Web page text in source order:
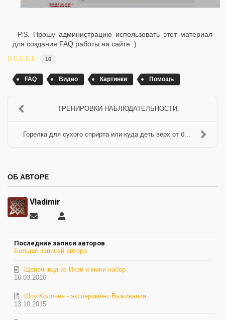
P.S. Прошу администрацию использовать этот материал
для создания FAQ работы на сайте :)
16
FAQ Видео Картинки Помощь
ТРЕНИРОВКИ НАБЛЮДАТЕЛЬНОСТИ.
Горелка для сухого сприрта или куда деть верх от б...
ОБ АВТОРЕ
Vladimir
Подписаться
автора
Vladimir
Последние записи авторов
Больше записей автора
16.03.2016
Щепочница из Икеи и мини набор
13.10.2015
Шоу Колония - эксперимент Выживания